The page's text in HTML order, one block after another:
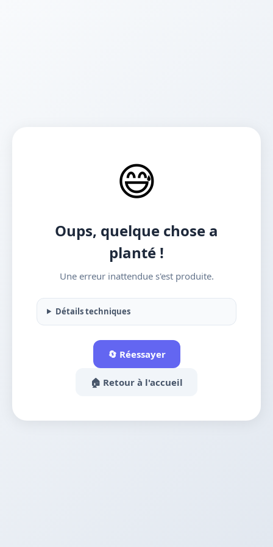
😅
Oups, quelque chose a
planté !
Une erreur inattendue s'est produite.
Détails techniques
🔄 Réessayer
🏠 Retour à l'accueil